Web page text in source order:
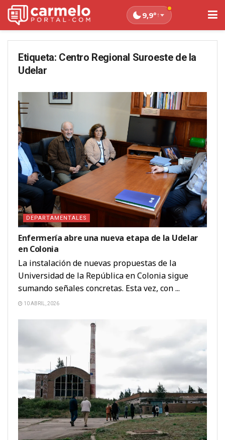
9,9°↑
Etiqueta: Centro Regional Suroeste de la
Udelar
DEPARTAMENTALES
Enfermería abre una nueva etapa de la Udelar
en Colonia
La instalación de nuevas propuestas de la
Universidad de la República en Colonia sigue
sumando señales concretas. Esta vez, con ...
10 ABRIL, 2026